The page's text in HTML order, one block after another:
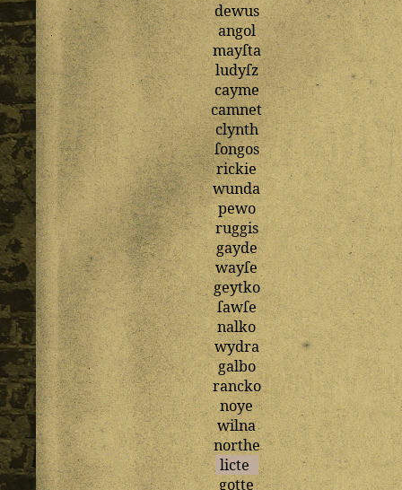
dewus
angol
mayſta
ludyſz
cayme
camnet
clynth
ſongos
rickie
wunda
pewo
ruggis
gayde
wayſe
geytko
ſawſe
nalko
wydra
galbo
rancko
noye
wilna
northe
licte
gotte